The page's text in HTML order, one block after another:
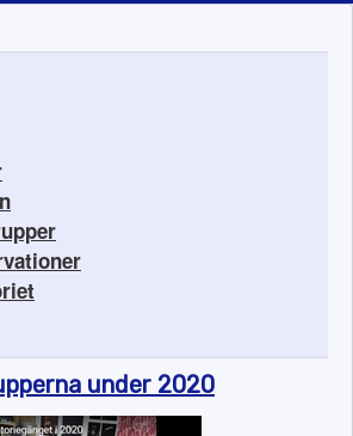
under 2020